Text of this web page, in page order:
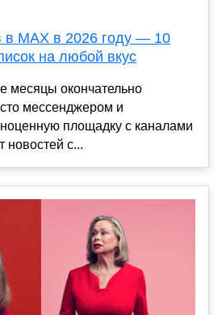
в MAX в 2026 году — 10
на любой вкус
месяцы окончательно
мессенджером и
площадку с каналами
новостей с...